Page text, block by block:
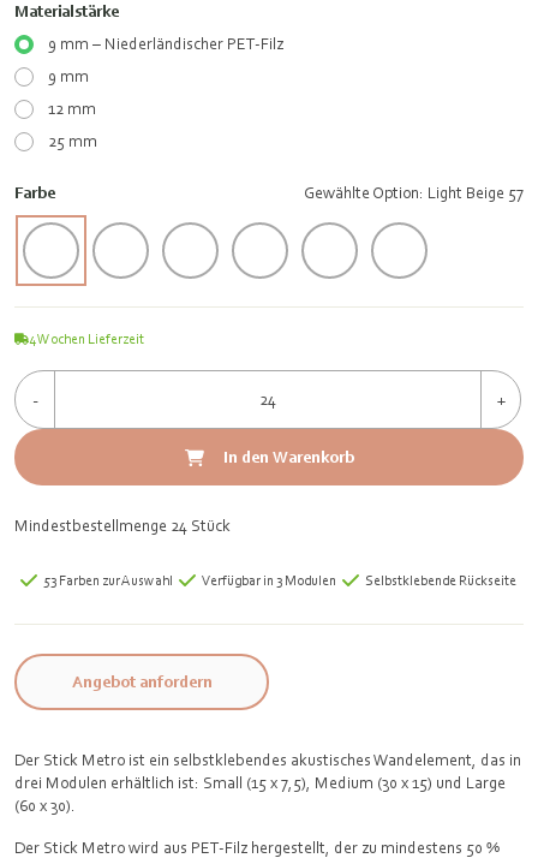
Materialstärke
9 mm – Niederländischer PET-Filz
9 mm
12 mm
25 mm
Farbe Gewählte Option: Light Beige 57
4Wochen Lieferzeit
- +
In den Warenkorb
Mindestbestellmenge 24 Stück
53 Farben zur Auswahl Verfügbar in 3 Modulen Selbstklebende Rückseite
Angebot anfordern
Der Stick Metro ist ein selbstklebendes akustisches Wandelement, das in
drei Modulen erhältlich ist: Small (15 x 7,5), Medium (30 x 15) und Large
(60 x 30).
Der Stick Metro wird aus PET-Filz hergestellt, der zu mindestens 50 %